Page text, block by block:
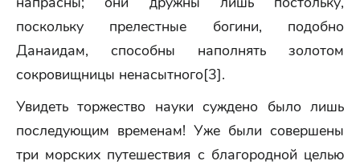
поскольку прелестные богини, подобно
Данаидам, способны наполнять золотом
сокровищницы ненасытного[3].
Увидеть торжество науки суждено было лишь
последующим временам! Уже были совершены
три морских путешествия с благородной целью